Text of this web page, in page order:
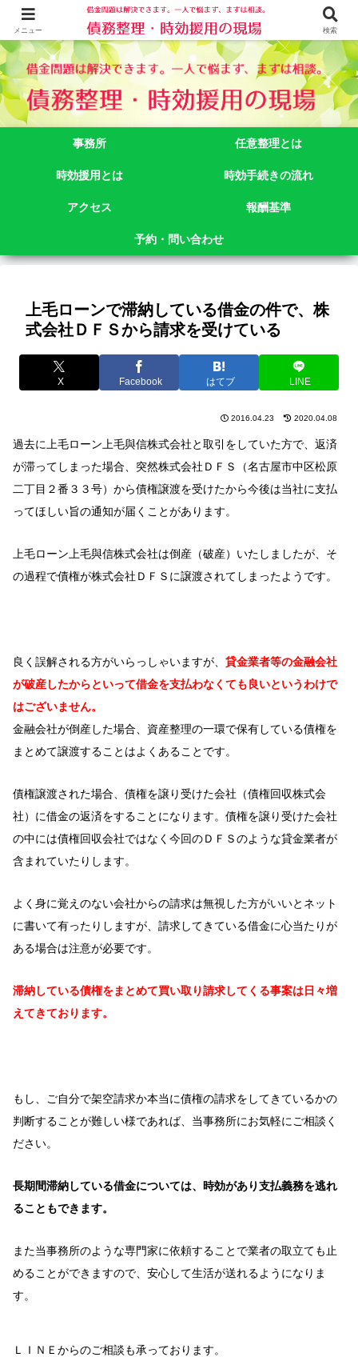
借金問題でお悩みなら司法書士法人御苑総合事務所にご相談下さい。 東京都
新宿区新宿二丁目５番１号アルテビル新宿４階 TEL:03-3356-3750
事務所 任意整理とは
時効援用とは 時効手続きの流れ
アクセス 報酬基準
予約・問い合わせ
上毛ローンで滞納している借金の件で、株
式会社ＤＦＳから請求を受けている
X Facebook はてブ LINE
2016.04.23 2020.04.08
過去に上毛ローン上毛與信株式会社と取引をしていた方で、返済
が滞ってしまった場合、突然株式会社ＤＦＳ（名古屋市中区松原
二丁目２番３３号）から債権譲渡を受けたから今後は当社に支払
ってほしい旨の通知が届くことがあります。
上毛ローン上毛與信株式会社は倒産（破産）いたしましたが、そ
の過程で債権が株式会社ＤＦＳに譲渡されてしまったようです。
良く誤解される方がいらっしゃいますが、 貸金業者等の金融会社
が破産したからといって借金を支払わなくても良いというわけで
はございません。
金融会社が倒産した場合、資産整理の一環で保有している債権を
まとめて譲渡することはよくあることです。
債権譲渡された場合、債権を譲り受けた会社（債権回収株式会
社）に借金の返済をすることになります。債権を譲り受けた会社
の中には債権回収会社ではなく今回のＤＦＳのような貸金業者が
含まれていたりします。
よく身に覚えのない会社からの請求は無視した方がいいとネット
に書いて有ったりしますが、請求してきている借金に心当たりが
ある場合は注意が必要です。
滞納している債権をまとめて買い取り請求してくる事案は日々増
えてきております。
もし、ご自分で架空請求か本当に債権の請求をしてきているかの
判断することが難しい様であれば、当事務所にお気軽にご相談く
ださい。
長期間滞納している借金については、時効があり支払義務を逃れ
ることもできます。
また当事務所のような専門家に依頼することで業者の取立ても止
めることができますので、安心して生活が送れるようになりま
す。
ＬＩＮＥからのご相談も承っております。
メニュー 検索